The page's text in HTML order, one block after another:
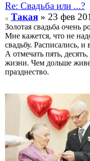
Re: Свадьба или ...?
Такая» 23 фев
Золотая свадьба очень
Мне кажется, что не
свадьбу. Расписались, и
А отмечать пять,
жизни. Чем дольше
празднество.